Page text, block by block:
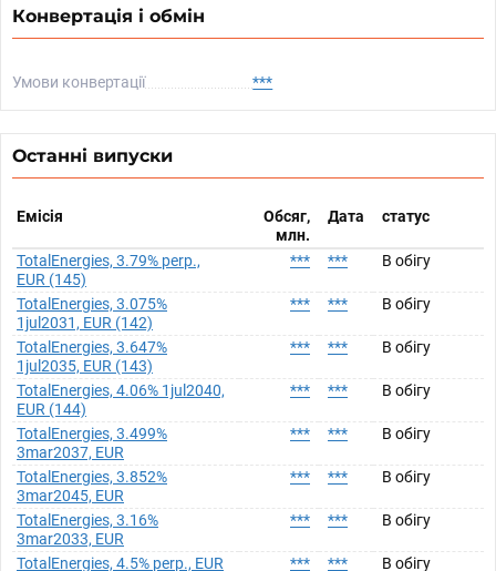
Конвертація і обмін
Умови конвертації ***
Останні випуски
Емісія
Обсяг,
млн.
Дата статус
TotalEnergies, 3.79% perp.,
EUR (145)
*** *** В обігу
TotalEnergies, 3.075%
1jul2031, EUR (142)
*** *** В обігу
TotalEnergies, 3.647%
1jul2035, EUR (143)
*** *** В обігу
TotalEnergies, 4.06% 1jul2040,
EUR (144)
*** *** В обігу
TotalEnergies, 3.499%
3mar2037, EUR
*** *** В обігу
TotalEnergies, 3.852%
3mar2045, EUR
*** *** В обігу
TotalEnergies, 3.16%
3mar2033, EUR
*** *** В обігу
TotalEnergies, 4.5% perp., EUR *** *** В обігу